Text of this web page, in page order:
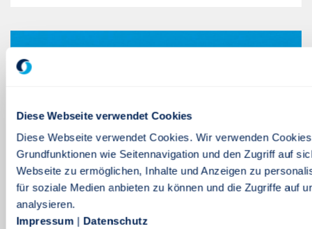
Diese Webseite verwendet Cookies
Diese Webseite verwendet Cookies. Wir verwenden
Grundfunktionen wie Seitennavigation und den Zugriff auf
Webseite zu ermöglichen, Inhalte und Anzeigen zu
für soziale Medien anbieten zu können und die Zugriffe auf
analysieren.
Impressum| Datenschutz